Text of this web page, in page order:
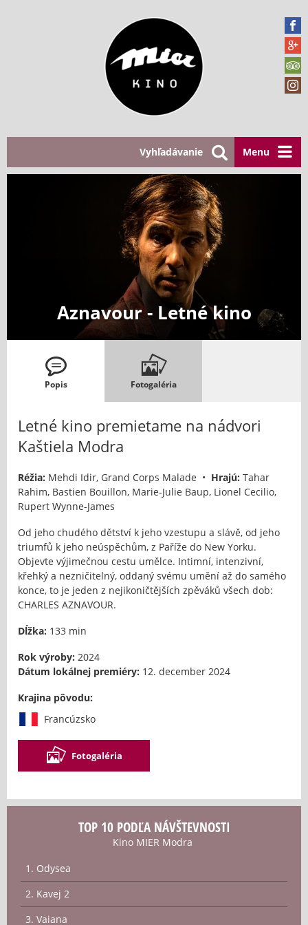
Menu
Vyhľadávanie
Aznavour - Letné kino
Popis Fotogaléria
Letné kino premietame na nádvori
Kaštiela Modra
Réžia: Mehdi Idir, Grand Corps Malade • Hrajú: Tahar
Rahim, Bastien Bouillon, Marie-Julie Baup, Lionel Cecilio,
Rupert Wynne-James
Od jeho chudého dětství k jeho vzestupu a slávě, od jeho
triumfů k jeho neúspěchům, z Paříže do New Yorku.
Objevte výjimečnou cestu umělce. Intimní, intenzivní,
křehký a nezničitelný, oddaný svému umění až do samého
konce, to je jeden z nejikoničtějších zpěváků všech dob:
CHARLES AZNAVOUR.
Dĺžka: 133 min
Rok výroby: 2024
Dátum lokálnej premiéry: 12. december 2024
Krajina pôvodu:
Francúzsko
Fotogaléria
TOP 10 PODĽA NÁVŠTEVNOSTI
Kino MIER Modra
1. Odysea
2. Kavej 2
3. Vaiana